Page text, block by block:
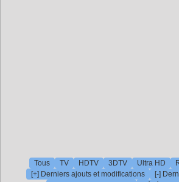
Tous TV HDTV 3DTV Ultra HD
[+] Derniers ajouts et modifications
[-]